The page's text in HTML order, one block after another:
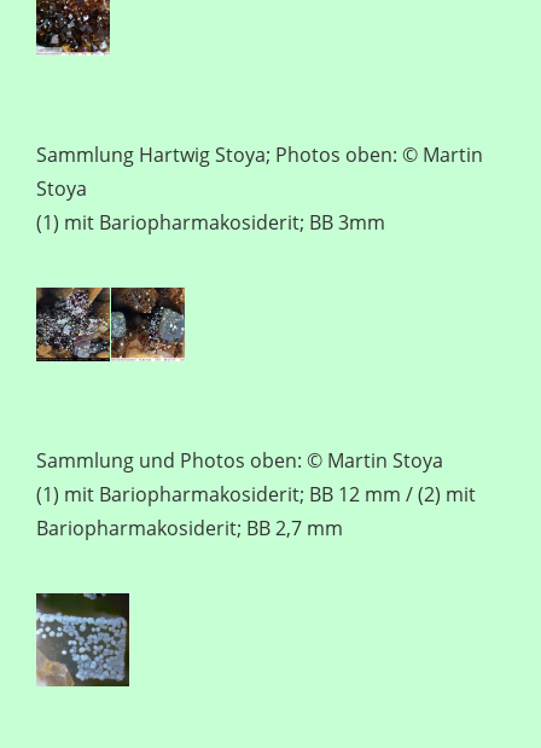
Sammlung Hartwig Stoya; Photos oben: © Martin
Stoya
(1) mit Bariopharmakosiderit; BB 3mm
Sammlung und Photos oben: © Martin Stoya
(1) mit Bariopharmakosiderit; BB 12 mm / (2) mit
Bariopharmakosiderit; BB 2,7 mm